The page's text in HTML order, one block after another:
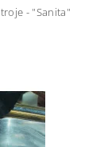
- "Sanita"